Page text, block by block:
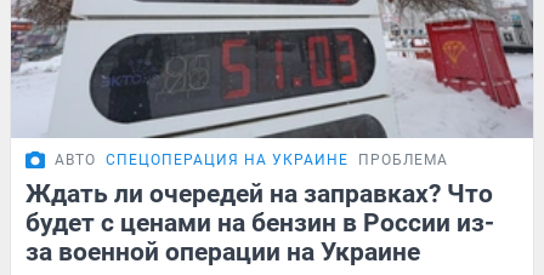
АВТО СПЕЦОПЕРАЦИЯ НА УКРАИНЕ ПРОБЛЕМА
Ждать ли очередей на заправках? Что
будет с ценами на бензин в России из-
за военной операции на Украине